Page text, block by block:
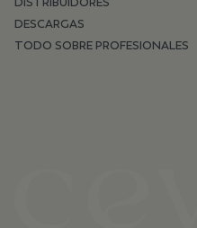
DESCARGAS
TODO SOBRE PROFESIONALES